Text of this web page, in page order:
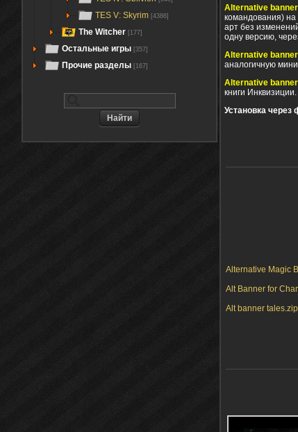
TES V: Skyrim [4386]
The Witcher [177]
Остальные игры [357]
Прочие разделы [167]
Alternative
командования)
арт без
одну версию,
Alternative
аналогичную
Alternative
книги Инквизиции.
Установка
Alternative Magic
Alt Banner for
Alt banner